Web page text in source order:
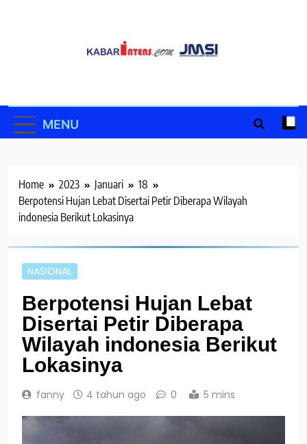
MENU
Home 2023 Januari
18
Berpotensi Hujan Lebat Disertai Petir Diberapa Wilayah
indonesia Berikut Lokasinya
NASIONAL
Berpotensi Hujan Lebat
Disertai Petir Diberapa
Wilayah indonesia Berikut
Lokasinya
fanny 4 tahun ago 0 5 mins